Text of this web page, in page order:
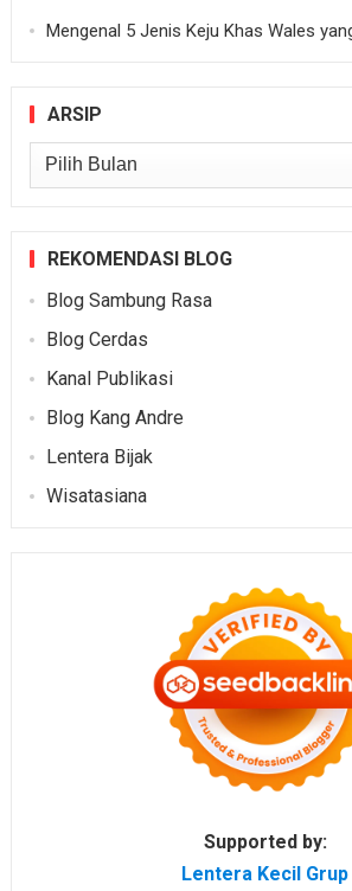
Mengenal 5 Jenis Keju Khas Wales
ARSIP
Arsip
REKOMENDASI BLOG
Blog Sambung Rasa
Blog Cerdas
Kanal Publikasi
Blog Kang Andre
Lentera Bijak
Wisatasiana
Supported by:
Lentera Kecil Grup